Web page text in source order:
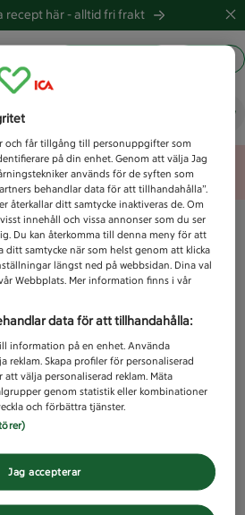
recept här -alltid fri frakt
idag?
error
och får tillgång till personuppgifter som
på din enhet. Genom att välja Jag
används för de syften som
behandlar data för att tillhandahålla”.
återkallar ditt samtycke inaktiveras de. Om
innehåll och vissa annonser som du ser
Du kan återkomma till denna meny för att
ditt samtycke när som helst genom att klicka
längst ned på webbsidan. Dina val
Webbplats. Mer information finns i vår
data för att tillhandahålla:
information på en enhet. Använda
reklam. Skapa profiler för personaliserad
välja personaliserad reklam. Mäta
genom statistik eller kombinationer
och förbättra tjänster.
Jag accepterar